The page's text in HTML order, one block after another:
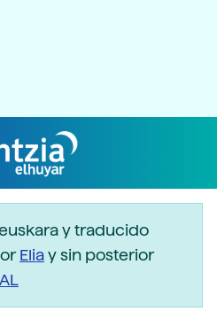
y traducido
Eliay sin posterior